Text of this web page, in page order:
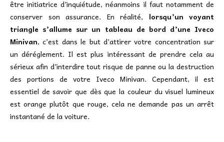
être initiatrice d’inquiétude, néanmoins il faut notamment de
conserver son assurance. En réalité, lorsqu’un voyant
triangle s’allume sur un tableau de bord d’une Iveco
Minivan, c’est dans le but d’attirer votre concentration sur
un déréglement. Il est plus intéressant de prendre cela au
sérieux afin d’interdire tout risque de panne ou la destruction
des portions de votre Iveco Minivan. Cependant, il est
essentiel de savoir que dès que la couleur du visuel lumineux
est orange plutôt que rouge, cela ne demande pas un arrêt
instantané de la voiture.